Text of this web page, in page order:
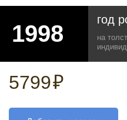
год
на
5799₽